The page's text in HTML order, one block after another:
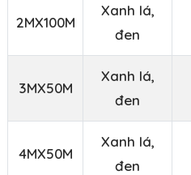
2MX100M
Xanh lá,
đen
3MX50M
Xanh lá,
đen
4MX50M
Xanh lá,
đen